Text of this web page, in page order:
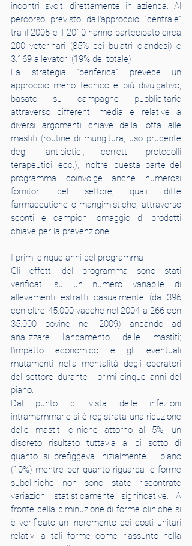
incontri svolti direttamente in azienda. Al
percorso previsto dall’approccio “centrale”
tra il 2005 e il 2010 hanno partecipato circa
200 veterinari (85% dei buiatri olandesi) e
3.169 allevatori (19% del totale)
La strategia “periferica” prevede un
approccio meno tecnico e più divulgativo,
basato su campagne pubblicitarie
attraverso differenti media e relative a
diversi argomenti chiave della lotta alle
mastiti (routine di mungitura, uso prudente
degli antibiotici, corretti protocolli
terapeutici, ecc.), inoltre, questa parte del
programma coinvolge anche numerosi
fornitori del settore, quali ditte
farmaceutiche o mangimistiche, attraverso
sconti e campioni omaggio di prodotti
chiave per la prevenzione.
I primi cinque anni del programma
Gli effetti del programma sono stati
verificati su un numero variabile di
allevamenti estratti casualmente (da 396
con oltre 45.000 vacche nel 2004 a 266 con
35.000 bovine nel 2009) andando ad
analizzare l’andamento delle mastiti;
l’impatto economico e gli eventuali
mutamenti nella mentalità degli operatori
del settore durante i primi cinque anni del
piano.
Dal punto di vista delle infezioni
intramammarie si è registrata una riduzione
delle mastiti cliniche attorno al 5%, un
discreto risultato tuttavia al di sotto di
quanto si prefiggeva inizialmente il piano
(10%) mentre per quanto riguarda le forme
subcliniche non sono state riscontrate
variazioni statisticamente significative. A
fronte della diminuzione di forme cliniche si
è verificato un incremento dei costi unitari
relativi a tali forme come riassunto nella